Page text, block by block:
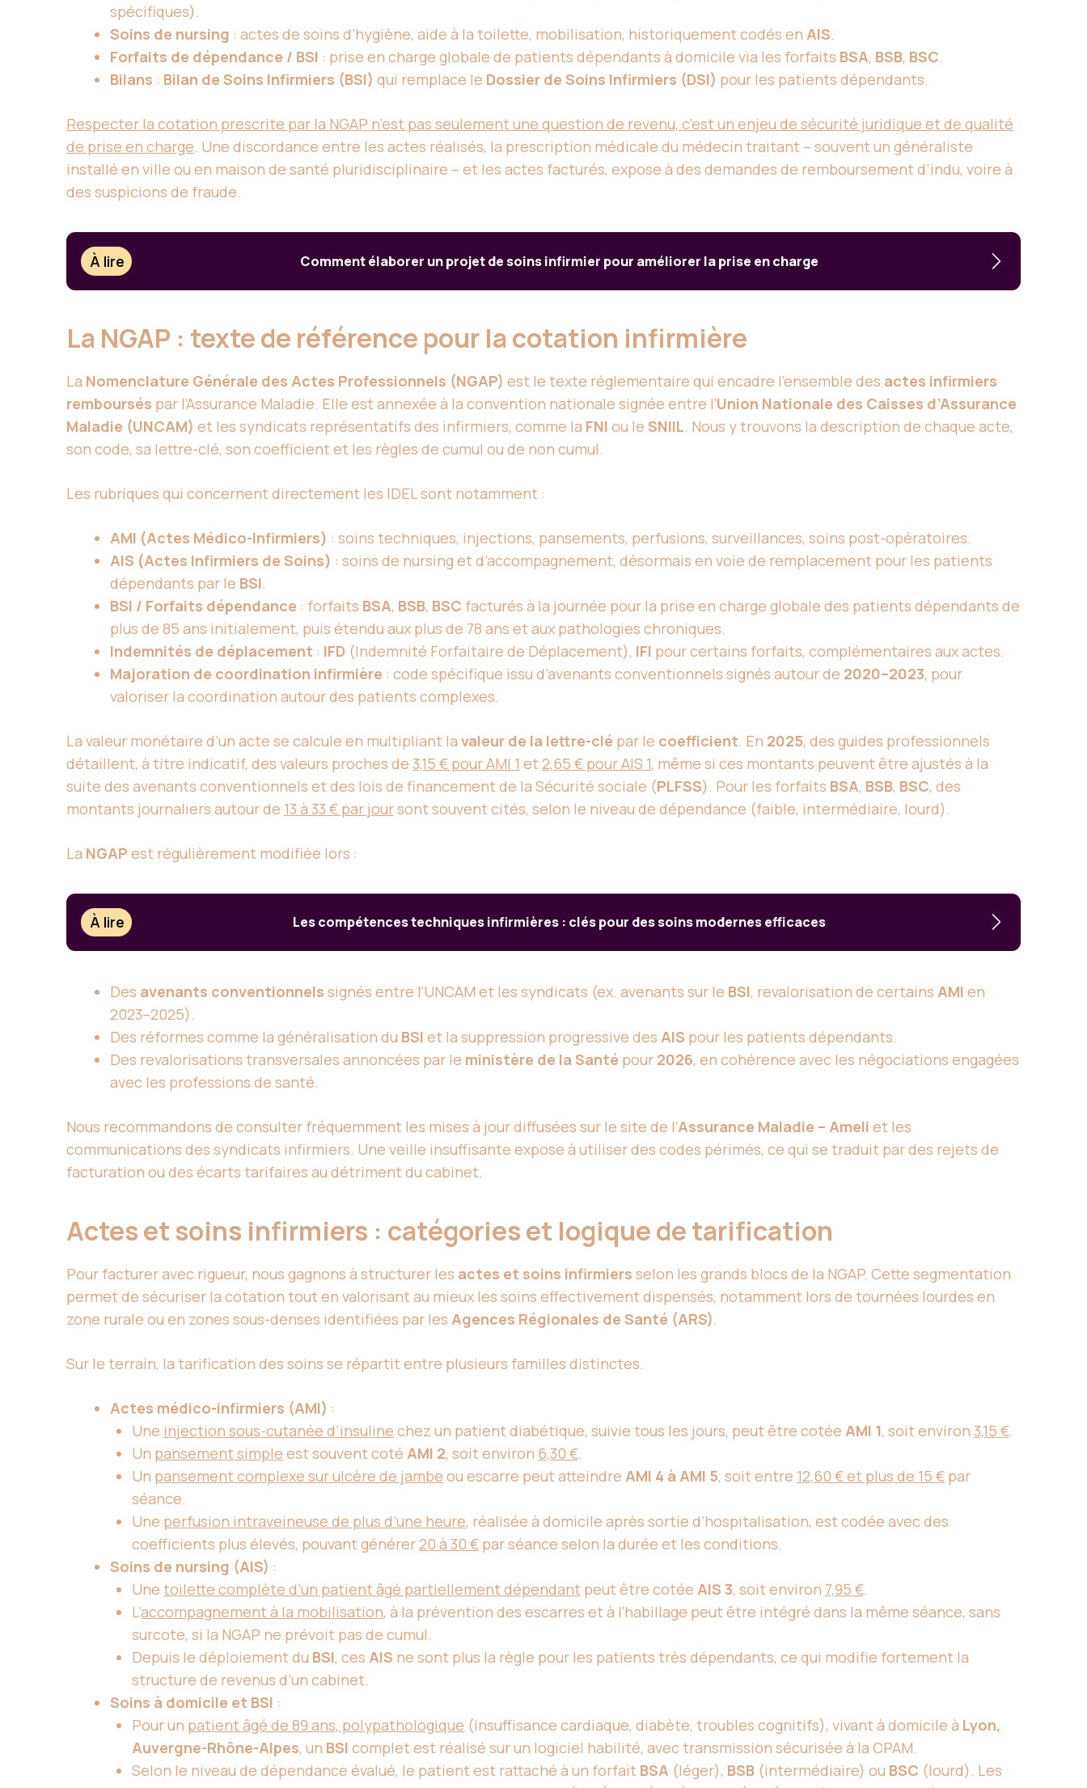
spécifiques).
Soins de nursing : actes de soins d’hygiène, aide à la toilette, mobilisation, historiquement codés en AIS.
Forfaits de dépendance / BSI : prise en charge globale de patients dépendants à domicile via les forfaits BSA, BSB, BSC.
Bilans : Bilan de Soins Infirmiers (BSI) qui remplace le Dossier de Soins Infirmiers (DSI) pour les patients dépendants.
Respecter la cotation prescrite par la NGAP n’est pas seulement une question de revenu, c’est un enjeu de sécurité juridique et de qualité
de prise en charge. Une discordance entre les actes réalisés, la prescription médicale du médecin traitant – souvent un généraliste
installé en ville ou en maison de santé pluridisciplinaire – et les actes facturés, expose à des demandes de remboursement d’indu, voire à
des suspicions de fraude.
À lire Comment élaborer un projet de soins infirmier pour améliorer la prise en charge
La NGAP : texte de référence pour la cotation infirmière
La Nomenclature Générale des Actes Professionnels (NGAP) est le texte réglementaire qui encadre l’ensemble des actes infirmiers
remboursés par l’Assurance Maladie. Elle est annexée à la convention nationale signée entre l’Union Nationale des Caisses d’Assurance
Maladie (UNCAM) et les syndicats représentatifs des infirmiers, comme la FNI ou le SNIIL. Nous y trouvons la description de chaque acte,
son code, sa lettre-clé, son coefficient et les règles de cumul ou de non cumul.
Les rubriques qui concernent directement les IDEL sont notamment :
AMI (Actes Médico-Infirmiers) : soins techniques, injections, pansements, perfusions, surveillances, soins post-opératoires.
AIS (Actes Infirmiers de Soins) : soins de nursing et d’accompagnement, désormais en voie de remplacement pour les patients
dépendants par le BSI.
BSI / Forfaits dépendance : forfaits BSA, BSB, BSC facturés à la journée pour la prise en charge globale des patients dépendants de
plus de 85 ans initialement, puis étendu aux plus de 78 ans et aux pathologies chroniques.
Indemnités de déplacement : IFD (Indemnité Forfaitaire de Déplacement), IFI pour certains forfaits, complémentaires aux actes.
Majoration de coordination infirmière : code spécifique issu d’avenants conventionnels signés autour de 2020–2023, pour
valoriser la coordination autour des patients complexes.
La valeur monétaire d’un acte se calcule en multipliant la valeur de la lettre-clé par le coefficient. En 2025, des guides professionnels
détaillent, à titre indicatif, des valeurs proches de 3,15 € pour AMI 1 et2,65 € pour AIS 1, même si ces montants peuvent être ajustés à la
suite des avenants conventionnels et des lois de financement de la Sécurité sociale (PLFSS). Pour les forfaits BSA, BSB, BSC, des
montants journaliers autour de 13 à 33 € par joursont souvent cités, selon le niveau de dépendance (faible, intermédiaire, lourd).
La NGAP est régulièrement modifiée lors :
À lire Les compétences techniques infirmières : clés pour des soins modernes efficaces
Des avenants conventionnels signés entre l’UNCAM et les syndicats (ex. avenants sur le BSI, revalorisation de certains AMI en
2023–2025).
Des réformes comme la généralisation du BSI et la suppression progressive des AIS pour les patients dépendants.
Des revalorisations transversales annoncées par le ministère de la Santé pour 2026, en cohérence avec les négociations engagées
avec les professions de santé.
Nous recommandons de consulter fréquemment les mises à jour diffusées sur le site de l’Assurance Maladie – Ameli et les
communications des syndicats infirmiers. Une veille insuffisante expose à utiliser des codes périmés, ce qui se traduit par des rejets de
facturation ou des écarts tarifaires au détriment du cabinet.
Actes et soins infirmiers : catégories et logique de tarification
Pour facturer avec rigueur, nous gagnons à structurer les actes et soins infirmiers selon les grands blocs de la NGAP. Cette segmentation
permet de sécuriser la cotation tout en valorisant au mieux les soins effectivement dispensés, notamment lors de tournées lourdes en
zone rurale ou en zones sous-denses identifiées par les Agences Régionales de Santé (ARS).
Sur le terrain, la tarification des soins se répartit entre plusieurs familles distinctes.
Actes médico-infirmiers (AMI) :
Une injection sous-cutanée d’insuline chez un patient diabétique, suivie tous les jours, peut être cotée AMI 1, soit environ 3,15 €.
Un pansement simple est souvent coté AMI 2, soit environ 6,30 €.
Un pansement complexe sur ulcère de jambe ou escarre peut atteindre AMI 4 à AMI 5, soit entre 12,60 € et plus de 15 € par
séance.
Une perfusion intraveineuse de plus d’une heure, réalisée à domicile après sortie d’hospitalisation, est codée avec des
coefficients plus élevés, pouvant générer20 à 30 € par séance selon la durée et les conditions.
Soins de nursing (AIS) :
Une toilette complète d’un patient âgé partiellement dépendant peut être cotée AIS 3, soit environ 7,95 €.
L’accompagnement à la mobilisation, à la prévention des escarres et à l’habillage peut être intégré dans la même séance, sans
surcote, si la NGAP ne prévoit pas de cumul.
Depuis le déploiement du BSI, ces AIS ne sont plus la règle pour les patients très dépendants, ce qui modifie fortement la
structure de revenus d’un cabinet.
Soins à domicile et BSI :
Pour un patient âgé de 89 ans, polypathologique (insuffisance cardiaque, diabète, troubles cognitifs), vivant à domicile à Lyon,
Auvergne-Rhône-Alpes, un BSI complet est réalisé sur un logiciel habilité, avec transmission sécurisée à la CPAM.
Selon le niveau de dépendance évalué, le patient est rattaché à un forfait BSA (léger), BSB (intermédiaire) ou BSC (lourd). Les